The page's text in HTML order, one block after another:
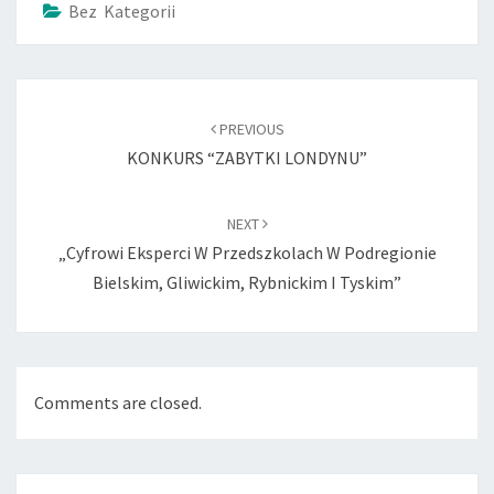
Bez Kategorii
PREVIOUS
KONKURS “ZABYTKI LONDYNU”
NEXT
„Cyfrowi Eksperci W Przedszkolach W Podregionie
Bielskim, Gliwickim, Rybnickim I Tyskim”
Comments are closed.